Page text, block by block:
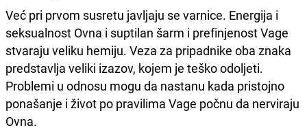
Već pri prvom susretu javljaju se varnice. Energija i
seksualnost Ovna i suptilan šarm i prefinjenost Vage
stvaraju veliku hemiju. Veza za pripadnike oba znaka
predstavlja veliki izazov, kojem je teško odoljeti.
Problemi u odnosu mogu da nastanu kada pristojno
ponašanje i život po pravilima Vage počnu da nerviraju
Ovna.